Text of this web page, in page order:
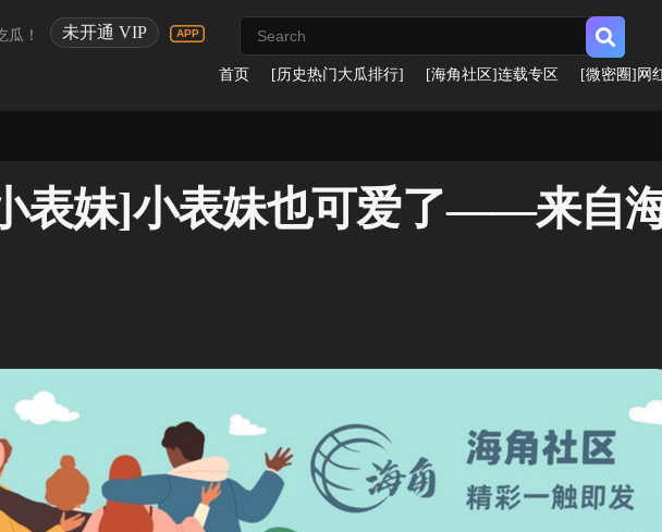
未开通 VIP
瓜！
首页 [历史热门大瓜排行] [海角社区]连载专区 [微密圈]网
表妹]小表妹也可爱了——来自